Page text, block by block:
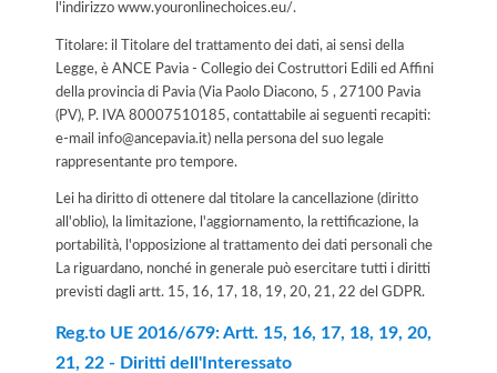
l'indirizzo www.youronlinechoices.eu/.
Titolare: il Titolare del trattamento dei dati, ai sensi della
Legge, è ANCE Pavia - Collegio dei Costruttori Edili ed Affini
della provincia di Pavia (Via Paolo Diacono, 5 , 27100 Pavia
(PV), P. IVA 80007510185, contattabile ai seguenti recapiti:
e-mail info@ancepavia.it) nella persona del suo legale
rappresentante pro tempore.
Lei ha diritto di ottenere dal titolare la cancellazione (diritto
all'oblio), la limitazione, l'aggiornamento, la rettificazione, la
portabilità, l'opposizione al trattamento dei dati personali che
La riguardano, nonché in generale può esercitare tutti i diritti
previsti dagli artt. 15, 16, 17, 18, 19, 20, 21, 22 del GDPR.
Reg.to UE 2016/679: Artt. 15, 16, 17, 18, 19, 20,
21, 22 - Diritti dell'Interessato